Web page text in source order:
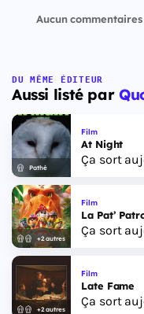
Aucun
DU MÊME ÉDITEUR
Aussi listé par
Pathé
Film
At Night
Ça sort
+2 autres
Film
La Pat’
Ça sort
+2 autres
Film
Late Fame
Ça sort